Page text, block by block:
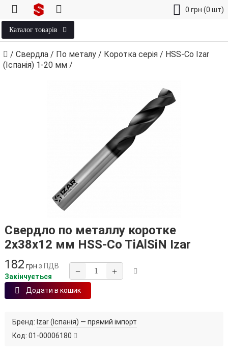
0 грн (0 шт)
Каталог товарів
/ Свердла / По металу / Коротка серія / HSS-Co Izar
(Іспанія) 1‑20 мм /
Свердло по металлу коротке
2х38х12 мм HSS-Co TiAlSiN Izar
182 грн з ПДВ
Закінчується
− +
Додати в кошик
Бренд: Izar (Іспанія) — прямий імпорт
Код: 01-00006180